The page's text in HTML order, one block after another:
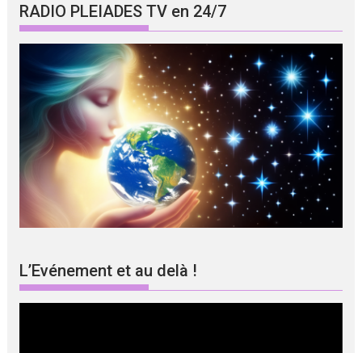
RADIO PLEIADES TV en 24/7
L’Evénement et au delà !